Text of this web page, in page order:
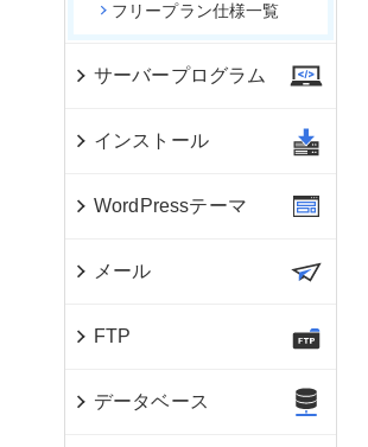
フリープラン仕様一覧
サーバープログラム
インストール
WordPressテーマ
メール
FTP
データベース